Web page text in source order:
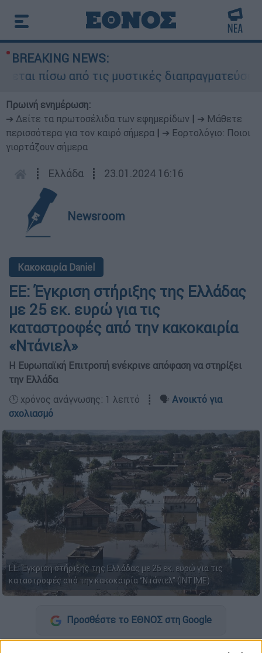
BREAKING NEWS:
πίσω από τις μυστικές διαπραγματεύσεις
Πρωινή ενημέρωση:
➔ Δείτε τα πρωτοσέλιδα των εφημερίδων
➔ Μάθετε
περισσότερα για τον καιρό σήμερα
➔ Εορτολόγιο: Ποιοι
γιορτάζουν σήμερα
┋ Ελλάδα ┋ 23.01.2024 16:16
Newsroom
Κακοκαιρία Daniel
ΕΕ: Έγκριση στήριξης της Ελλάδας
με 25 εκ. ευρώ για τις
καταστροφές από την κακοκαιρία
«Ντάνιελ»
Η Ευρωπαϊκή Επιτροπή ενέκρινε απόφαση να στηρίξει
την Ελλάδα
🕛 χρόνος ανάγνωσης: 1 λεπτό ┋ 🗣️ Ανοικτό για
σχολιασμό
ΕΕ: Έγκριση στήριξης της Ελλάδας με 25 εκ. ευρώ για τις
καταστροφές από την κακοκαιρία “Ντάνιελ” (ΙΝΤΙΜΕ)
Προσθέστε το ΕΘΝΟΣ στη Google